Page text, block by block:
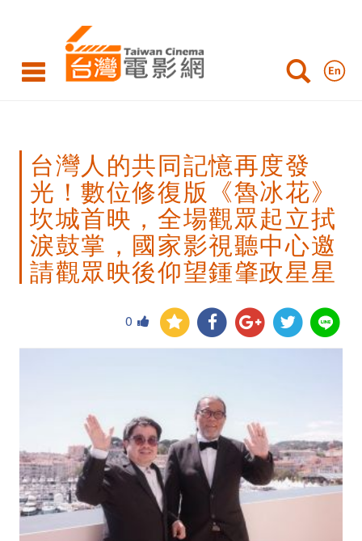
人
共
光！
修
復
版
台灣人的共同記憶再度發
光！數位修復版《魯冰花》
坎城首映，全場觀眾起立拭
淚鼓掌，國家影視聽中心邀
請觀眾映後仰望鍾肇政星星
0